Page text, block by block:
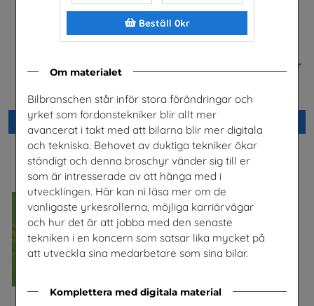
Beställ 0kr
Om materialet
Bilbranschen står inför stora förändringar och
yrket som fordonstekniker blir allt mer
avancerat i takt med att bilarna blir mer digitala
och tekniska. Behovet av duktiga tekniker ökar
ständigt och denna broschyr vänder sig till er
som är intresserade av att hänga med i
utvecklingen. Här kan ni läsa mer om de
vanligaste yrkesrollerna, möjliga karriärvägar
och hur det är att jobba med den senaste
tekniken i en koncern som satsar lika mycket på
att utveckla sina medarbetare som sina bilar.
Komplettera med digitala material
Energiföretagen Sverige
Beställ 0kr
FRAMTIDEN är i dina händer
arbetsgivarorganisation
Beställ 0kr